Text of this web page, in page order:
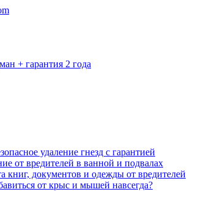
+ гарантия 2 года
удаление гнезд с гарантией
от вредителей в ванной и подвалах
документов и одежды от вредителей
от крыс и мышей навсегда?